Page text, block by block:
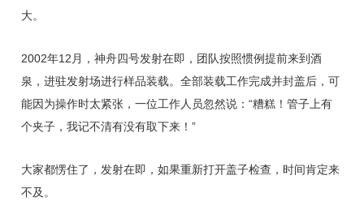
大。
2002年12月，神舟四号发射在即，团队按照惯例提前来到酒
泉，进驻发射场进行样品装载。全部装载工作完成并封盖后，可
能因为操作时太紧张，一位工作人员忽然说：“糟糕！管子上有
个夹子，我记不清有没有取下来！”
大家都愣住了，发射在即，如果重新打开盖子检查，时间肯定来
不及。